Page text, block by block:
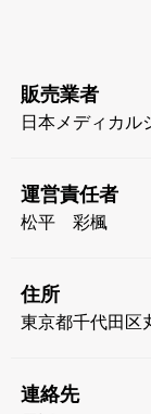
販売業者
日本メディカル
運営責任者
松平 彩楓
住所
東京都千代田区
連絡先